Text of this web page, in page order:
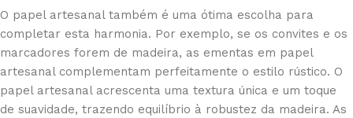
O papel artesanal também é uma ótima escolha para
completar esta harmonia. Por exemplo, se os convites e os
marcadores forem de madeira, as ementas em papel
artesanal complementam perfeitamente o estilo rústico. O
papel artesanal acrescenta uma textura única e um toque
de suavidade, trazendo equilíbrio à robustez da madeira. As